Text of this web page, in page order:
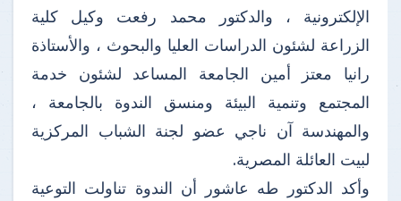
الإلكترونية ، والدكتور محمد رفعت وكيل كلية
الزراعة لشئون الدراسات العليا والبحوث ، والأستاذة
رانيا معتز أمين الجامعة المساعد لشئون خدمة
المجتمع وتنمية البيئة ومنسق الندوة بالجامعة ،
والمهندسة آن ناجي عضو لجنة الشباب المركزية
لبيت العائلة المصرية.
وأكد الدكتور طه عاشور أن الندوة تناولت التوعية